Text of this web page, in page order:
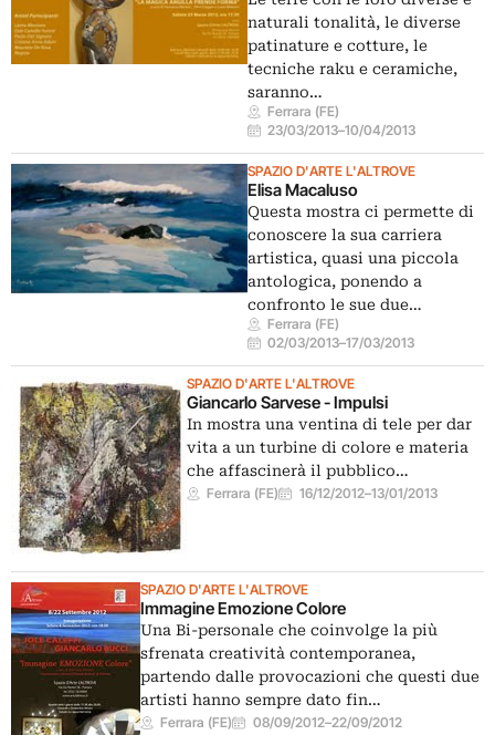
naturali tonalità, le diverse
patinature e cotture, le
tecniche raku e ceramiche,
saranno…
Ferrara (FE)
23/03/2013–10/04/2013
SPAZIO D'ARTE L'ALTROVE
Elisa Macaluso
Questa mostra ci permette di
conoscere la sua carriera
artistica, quasi una piccola
antologica, ponendo a
confronto le sue due…
Ferrara (FE)
02/03/2013–17/03/2013
SPAZIO D'ARTE L'ALTROVE
Giancarlo Sarvese - Impulsi
In mostra una ventina di tele per dar
vita a un turbine di colore e materia
che affascinerà il pubblico…
Ferrara (FE) 16/12/2012–13/01/2013
SPAZIO D'ARTE L'ALTROVE
Immagine Emozione Colore
Una Bi-personale che coinvolge la più
sfrenata creatività contemporanea,
partendo dalle provocazioni che questi due
artisti hanno sempre dato fin…
Ferrara (FE) 08/09/2012–22/09/2012